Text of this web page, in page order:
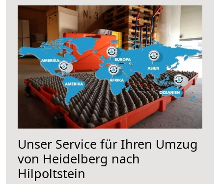
Unser Service für Ihren Umzug
von Heidelberg nach
Hilpoltstein